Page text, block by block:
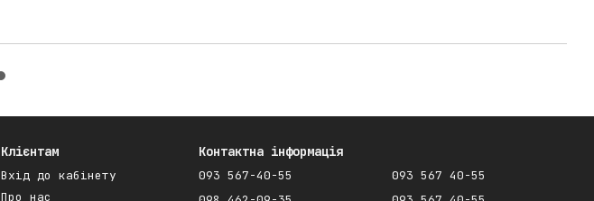
Клієнтам
Вхід до кабінету
Про нас
Контактна інформація
093 567-40-55
093 567 40-55